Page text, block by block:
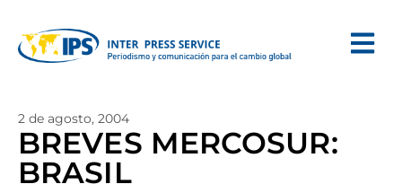
2 de agosto, 2004
BREVES MERCOSUR:
BRASIL